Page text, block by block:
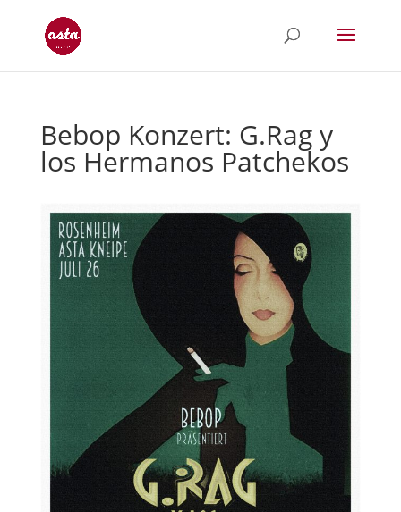
Bebop Konzert: G.Rag y
los Hermanos Patchekos